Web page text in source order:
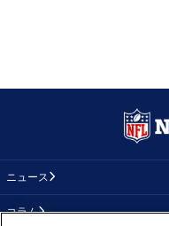
ニュース
コラム